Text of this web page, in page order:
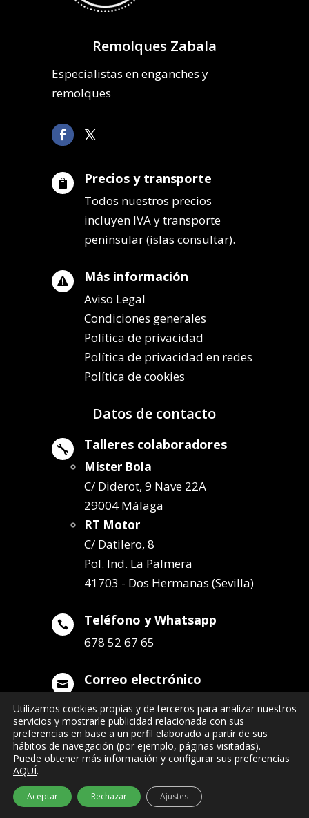
Remolques Zabala
Especialistas en enganches y
remolques
 Precios y transporte
Todos nuestros precios
incluyen IVA y transporte
peninsular (islas consultar).
 Más información
Aviso Legal
Condiciones generales
Política de privacidad
Política de privacidad en redes
Política de cookies
Datos de contacto
 Talleres colaboradores
Míster Bola
C/ Diderot, 9 Nave 22A
29004 Málaga
RT Motor
C/ Datilero, 8
Pol. Ind. La Palmera
41703 - Dos Hermanas (Sevilla)
 Teléfono y Whatsapp
678 52 67 65
 Correo electrónico
info@remolqueszabala.com
- info@remolqueszabala.com
Utilizamos cookies propias y de terceros para analizar nuestros
servicios y mostrarle publicidad relacionada con sus
preferencias en base a un perfil elaborado a partir de sus
hábitos de navegación (por ejemplo, páginas visitadas).
Puede obtener más información y configurar sus preferencias
AQUÍ.
Aceptar Rechazar Ajustes